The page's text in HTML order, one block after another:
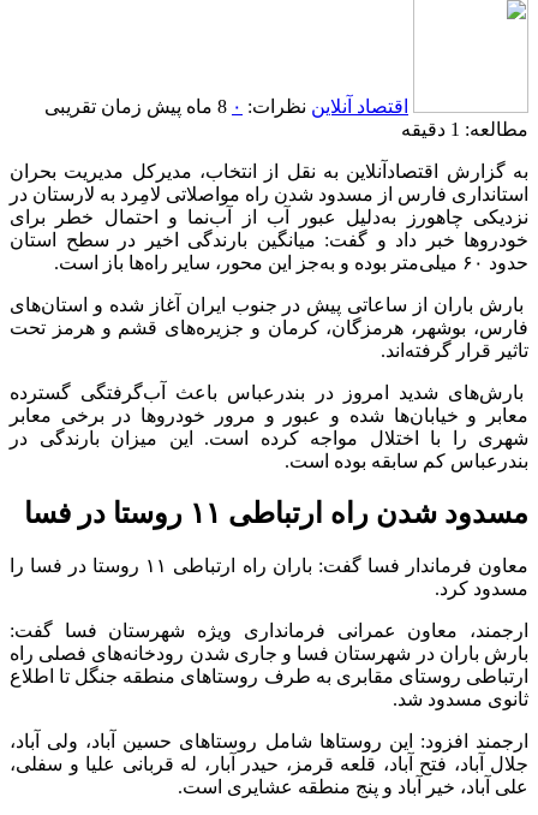
اقتصاد آنلاین نظرات: ۰ 8 ماه پیش
زمان تقریبی
مطالعه: 1 دقیقه
به گزارش اقتصادآنلاین به نقل از انتخاب، مدیرکل مدیریت بحران
استانداری فارس از مسدود شدن راه مواصلاتی لامِرد به لارستان در
نزدیکی چاهورز به‌دلیل عبور آب از آب‌نما و احتمال خطر برای
خودرو‌ها خبر داد و گفت: میانگین بارندگی اخیر در سطح استان
حدود ۶۰ میلی‌متر بوده و به‌جز این محور، سایر راه‌ها باز است.
بارش باران از ساعاتی پیش در جنوب ایران آغاز شده و استان‌های
فارس، بوشهر، هرمزگان، کرمان و جزیره‌های قشم و هرمز تحت
تاثیر قرار گرفته‌اند.
بارش‌های شدید امروز در بندرعباس باعث آب‌گرفتگی گسترده
معابر و خیابان‌ها شده و عبور و مرور خودرو‌ها در برخی معابر
شهری را با اختلال مواجه کرده است. این میزان بارندگی در
بندرعباس کم سابقه بوده است.
مسدود شدن راه ارتباطی ۱۱ روستا در فسا
معاون فرماندار فسا گفت: باران راه ارتباطی ۱۱ روستا در فسا را
مسدود کرد.
ارجمند، معاون عمرانی فرمانداری ویژه شهرستان فسا گفت:
بارش باران در شهرستان فسا و جاری شدن رودخانه‌های فصلی راه
ارتباطی روستای مقابری به طرف روستا‌های منطقه جنگل تا اطلاع
ثانوی مسدود شد.
ارجمند افزود: این روستا‌ها شامل روستا‌های حسین آباد، ولی آباد،
جلال آباد، فتح آباد، قلعه قرمز، حیدر آبار، له قربانی علیا و سفلی،
علی آباد، خیر آباد و پنج منطقه عشایری است.